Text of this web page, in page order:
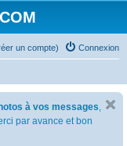
Connexion
un compte)
à vos messages,
par avance et bon